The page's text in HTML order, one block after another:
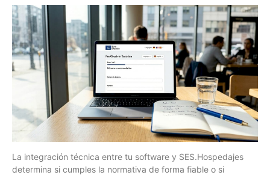
La integración técnica entre tu software y SES.Hospedajes
determina si cumples la normativa de forma fiable o si